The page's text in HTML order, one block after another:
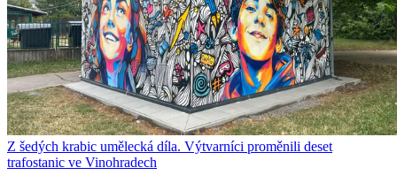
Z šedých krabic umělecká díla. Výtvarníci proměnili deset
trafostanic ve Vinohradech